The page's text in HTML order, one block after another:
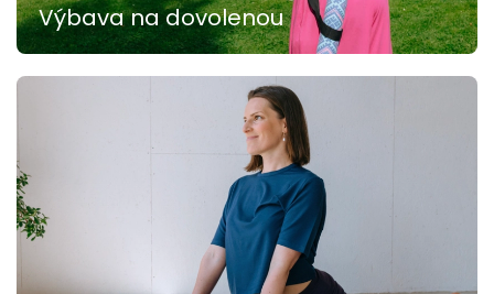
Výbava na dovolenou